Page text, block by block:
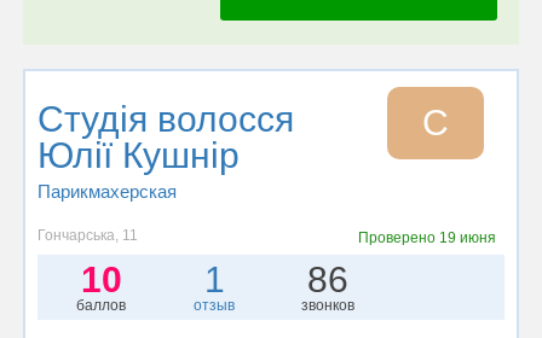
Студія волосся
Юлії Кушнір
Парикмахерская
С
Гончарська, 11 Проверено 19 июня
10
баллов
1
отзыв
86
звонков